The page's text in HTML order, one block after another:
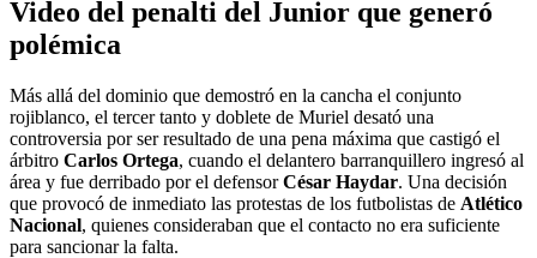
Video del penalti del Junior que generó
polémica
Más allá del dominio que demostró en la cancha el conjunto
rojiblanco, el tercer tanto y doblete de Muriel desató una
controversia por ser resultado de una pena máxima que castigó el
árbitro Carlos Ortega, cuando el delantero barranquillero ingresó al
área y fue derribado por el defensorCésar Haydar. Una decisión
que provocó de inmediato las protestas de los futbolistas de Atlético
Nacional, quienes consideraban que el contacto no era suficiente
para sancionar la falta.